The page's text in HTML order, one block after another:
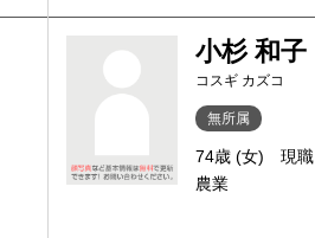
小杉 和子
コスギ カズコ
無所属
74歳 (女)
現職
農業